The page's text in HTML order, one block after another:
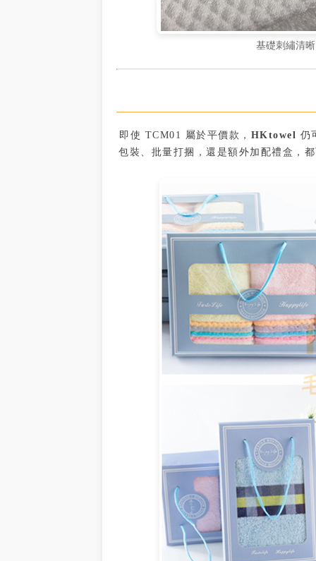
基礎刺繡清
即使 TCM01 屬於平價款， HKtowel 仍
包裝、批量打捆，還是額外加配禮盒，